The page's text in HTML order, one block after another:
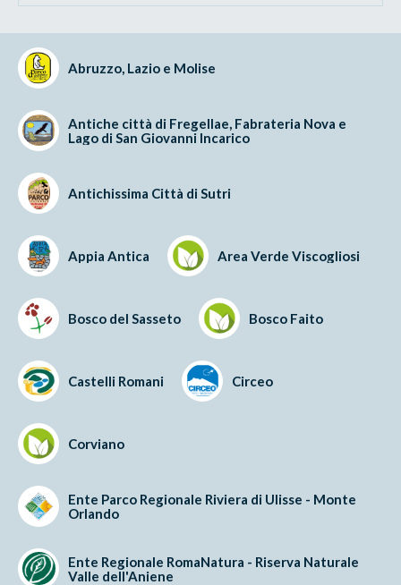
Abruzzo, Lazio e Molise
Antiche città di Fregellae, Fabrateria Nova e
Lago di San Giovanni Incarico
Antichissima Città di Sutri
Appia Antica Area Verde Viscogliosi
Bosco del Sasseto Bosco Faito
Castelli Romani Circeo
Corviano
Ente Parco Regionale Riviera di Ulisse - Monte
Orlando
Ente Regionale RomaNatura - Riserva Naturale
Valle dell'Aniene